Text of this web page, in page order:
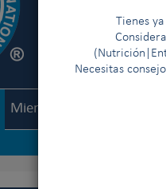
Tienes
Necesitas
Miembros